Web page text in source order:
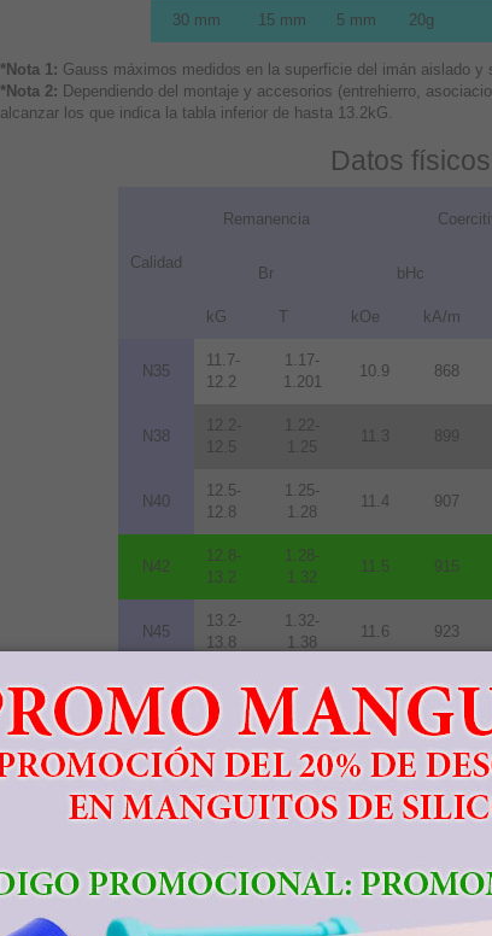
30 mm 15 mm 5 mm 20g
*Nota 1: Gauss máximos medidos en la superficie del imán aislado y
*Nota 2: Dependiendo del montaje y accesorios (entrehierro,
alcanzar los que indica la tabla inferior de hasta 13.2kG.
Datos
Calidad
Remanencia
Br bHc
kG T kOe kA/m
N35
11.7-
12.2
1.17-
1.201
10.9 868
N38
12.2-
12.5
1.22-
1.25
11.3 899
N40
12.5-
12.8
1.25-
1.28
11.4 907
N42
12.8-
13.2
1.28-
1.32
11.5 915
N45
13.2-
13.8
1.32-
1.38
11.6 923
N48
13.8-
14.2
1.38-
1.42
10.5 836
N50
14.0-
14.5
1.40-
1.45
10.0 796
N52
14.3-
1.43-
10.0 796
33M
11.3-
11.7
1.13-
1.17
10.5 836